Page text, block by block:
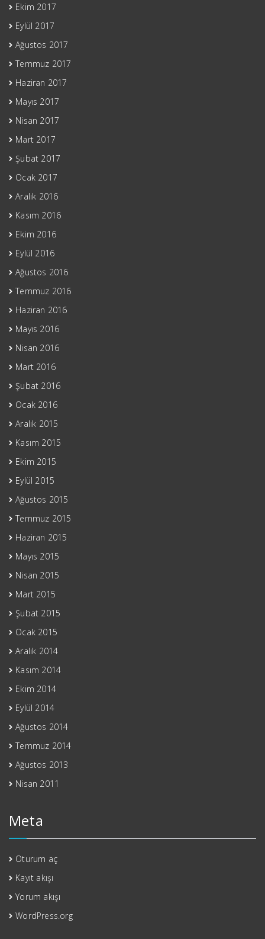
Ekim 2017
Eylül 2017
Ağustos 2017
Temmuz 2017
Haziran 2017
Mayıs 2017
Nisan 2017
Mart 2017
Şubat 2017
Ocak 2017
Aralık 2016
Kasım 2016
Ekim 2016
Eylül 2016
Ağustos 2016
Temmuz 2016
Haziran 2016
Mayıs 2016
Nisan 2016
Mart 2016
Şubat 2016
Ocak 2016
Aralık 2015
Kasım 2015
Ekim 2015
Eylül 2015
Ağustos 2015
Temmuz 2015
Haziran 2015
Mayıs 2015
Nisan 2015
Mart 2015
Şubat 2015
Ocak 2015
Aralık 2014
Kasım 2014
Ekim 2014
Eylül 2014
Ağustos 2014
Temmuz 2014
Ağustos 2013
Nisan 2011
Meta
Oturum aç
Kayıt akışı
Yorum akışı
WordPress.org